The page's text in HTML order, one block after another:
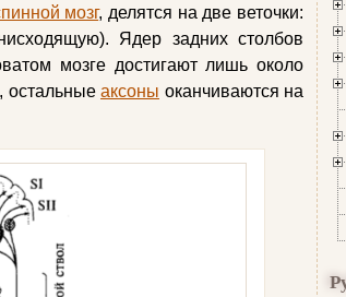
мозг, делятся на две веточки:
Ядер задних столбов
мозге достигают лишь около
остальные аксоны оканчиваются на